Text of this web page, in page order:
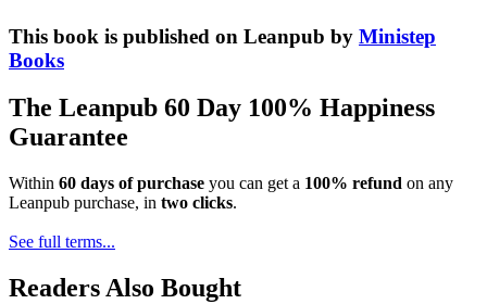
This book is published on Leanpub by Ministep
Books
The Leanpub 60 Day 100% Happiness
Guarantee
Within 60 days of purchase you can get a 100% refund on any
Leanpub purchase, in two clicks.
See full terms...
Readers Also Bought